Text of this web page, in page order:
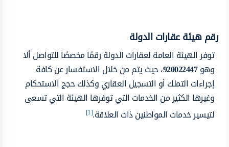
رقم هيئة عقارات الدولة
توفر الهيئة العامة لعقارات الدولة رقمًا مخصصًا للتواصل ألا
وهو920022447، حيث يتم من خلال الاستفسار عن كافة
إجراءات التملك أو التسجيل العقاري وكذلك حجج الاستحكام
وغيرها الكثير من الخدمات التي توفرها الهيئة التي تسعى
لتيسير خدمات المواطنين ذات العلاقة.[1]